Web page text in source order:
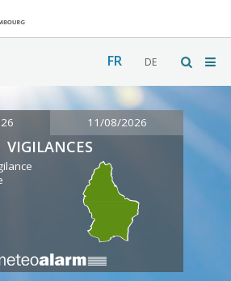
FR DE
11/08/2026
VIGILANCES